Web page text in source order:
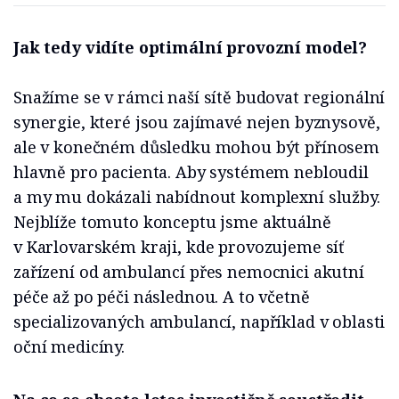
Jak tedy vidíte optimální provozní model?
Snažíme se v rámci naší sítě budovat regionální
synergie, které jsou zajímavé nejen byznysově,
ale v konečném důsledku mohou být přínosem
hlavně pro pacienta. Aby systémem nebloudil
a my mu dokázali nabídnout komplexní služby.
Nejblíže tomuto konceptu jsme aktuálně
v Karlovarském kraji, kde provozujeme síť
zařízení od ambulancí přes nemocnici akutní
péče až po péči následnou. A to včetně
specializovaných ambulancí, například v oblasti
oční medicíny.